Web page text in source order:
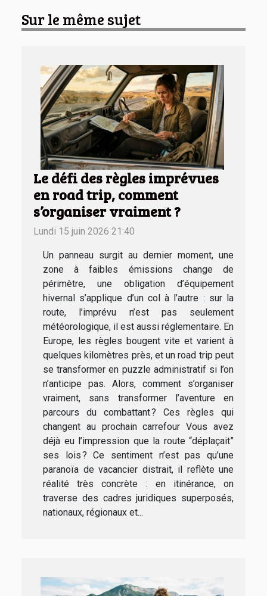
Sur le même sujet
Le défi des règles imprévues
en road trip, comment
s’organiser vraiment ?
Lundi 15 juin 2026 21:40
Un panneau surgit au dernier moment, une
zone à faibles émissions change de
périmètre, une obligation d’équipement
hivernal s’applique d’un col à l’autre : sur la
route, l’imprévu n’est pas seulement
météorologique, il est aussi réglementaire. En
Europe, les règles bougent vite et varient à
quelques kilomètres près, et un road trip peut
se transformer en puzzle administratif si l’on
n’anticipe pas. Alors, comment s’organiser
vraiment, sans transformer l’aventure en
parcours du combattant ? Ces règles qui
changent au prochain carrefour Vous avez
déjà eu l’impression que la route “déplaçait”
ses lois ? Ce sentiment n’est pas qu’une
paranoïa de vacancier distrait, il reflète une
réalité très concrète : en itinérance, on
traverse des cadres juridiques superposés,
nationaux, régionaux et...